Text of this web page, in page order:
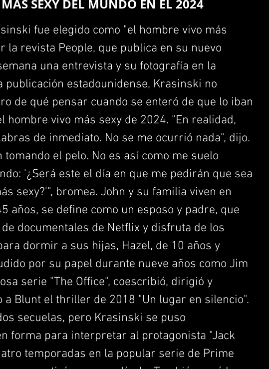
SEXY DEL MUNDO EN EL 2024
fue elegido como "el hombre vivo más
la revista People, que publica en su nuevo
una entrevista y su fotografía en la
publicación estadounidense, Krasinski no
de qué pensar cuando se enteró de que lo iban
hombre vivo más sexy de 2024. "En realidad,
de inmediato. No se me ocurrió nada", dijo.
tomando el pelo. No es así como me suelo
'¿Será este el día en que me pedirán que sea
sexy?'", bromea. John y su familia viven en
años, se define como un esposo y padre, que
documentales de Netflix y disfruta de los
dormir a sus hijas, Hazel, de 10 años y
por su papel durante nueve años como Jim
serie "The Office", coescribió, dirigió y
a Blunt el thriller de 2018 "Un lugar en silencio".
secuelas, pero Krasinski se puso
forma para interpretar al protagonista "Jack
temporadas en la popular serie de Prime